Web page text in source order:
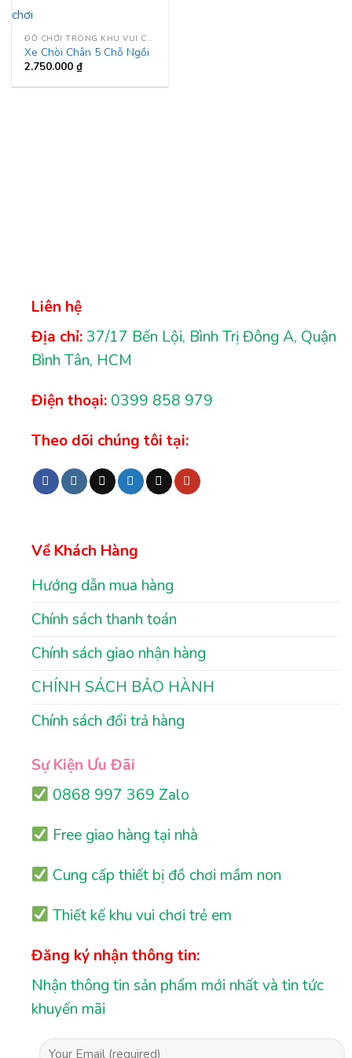
ĐỒ CHƠI TRONG KHU VUI CHƠI
Xe Chòi Chân 5 Chỗ Ngồi
2.750.000₫
Liên hệ
Địa chỉ: 37/17 Bến Lội, Bình Trị Đông A, Quận
Bình Tân, HCM
Điện thoại: 0399 858 979
Theo dõi chúng tôi tại:
Về Khách Hàng
Hướng dẫn mua hàng
Chính sách thanh toán
Chính sách giao nhận hàng
CHÍNH SÁCH BẢO HÀNH
Chính sách đổi trả hàng
Sự Kiện Ưu Đãi
0868 997 369 Zalo
Free giao hàng tại nhà
Cung cấp thiết bị đồ chơi mầm non
Thiết kế khu vui chơi trẻ em
Đăng ký nhận thông tin:
Nhận thông tin sản phẩm mới nhất và tin tức
khuyến mãi